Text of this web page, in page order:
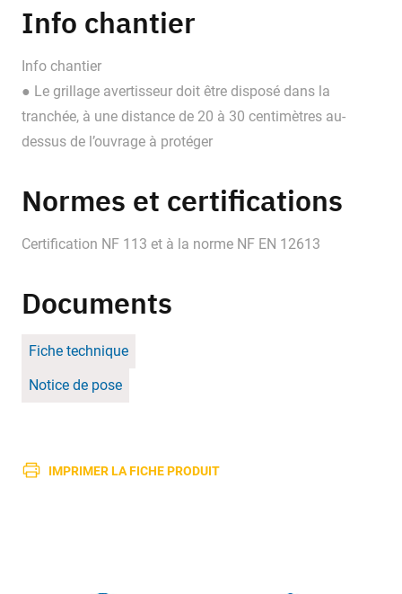
Info chantier
Info chantier
● Le grillage avertisseur doit être disposé dans la
tranchée, à une distance de 20 à 30 centimètres au-
dessus de l’ouvrage à protéger
Normes et certifications
Certification NF 113 et à la norme NF EN 12613
Documents
Fiche technique
Notice de pose
IMPRIMER LA FICHE PRODUIT